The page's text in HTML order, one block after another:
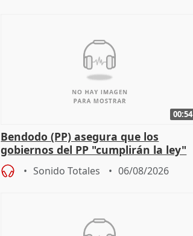
00:54
Bendodo (PP) asegura que los
gobiernos del PP "cumplirán la ley"
sobre los menores migrantes
Sonido Totales 06/08/2026